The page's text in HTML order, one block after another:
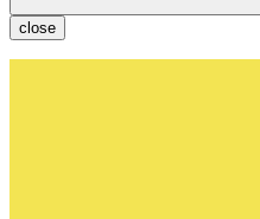
close